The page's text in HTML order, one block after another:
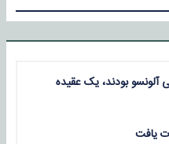
آلونسو بودند، یک عقیده
یافت